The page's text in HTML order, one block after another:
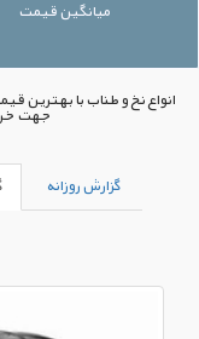
میانگین قیمت
انواع نخ و طناب با بهترین
جهت
گزارش روزانه